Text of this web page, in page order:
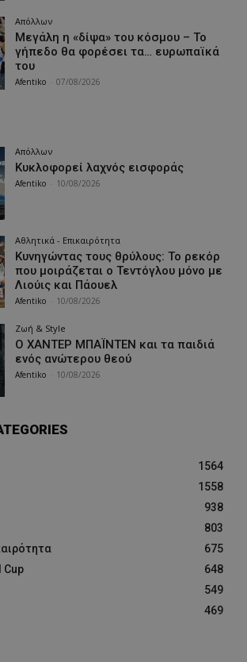
Απόλλων
Μεγάλη η «δίψα» του κόσμου – Το
γήπεδο θα φορέσει τα… ευρωπαϊκά
του
Afentiko 07/08/2026
Απόλλων
Κυκλοφορεί λαχνός εισφοράς
Afentiko 10/08/2026
Αθλητικά - Επικαιρότητα
Κυνηγώντας τους θρύλους: Το ρεκόρ
που μοιράζεται ο Τεντόγλου μόνο με
Λιούις και Πάουελ
Afentiko 10/08/2026
Ζωή & Style
Ο ΧΑΝΤΕΡ ΜΠΑΪΝΤΕΝ και τα παιδιά
ενός ανώτερου θεού
Afentiko 10/08/2026
1564
1558
938
803
675
Cup
648
549
469